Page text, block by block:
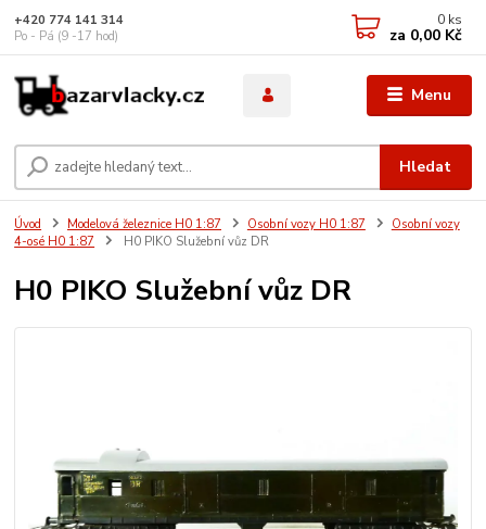
Menu
Hledat
+420 774 141 314
Po - Pá (9 -17 hod)
0 ks
za 0,00 Kč
Úvod Modelová železnice H0 1:87 Osobní vozy H0 1:87
Osobní vozy
4-osé H0 1:87
H0 PIKO Služební vůz DR
H0 PIKO Služební vůz DR